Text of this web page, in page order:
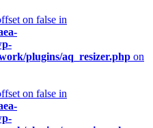
on false in
plugins/aq_resizer.php on
on false in